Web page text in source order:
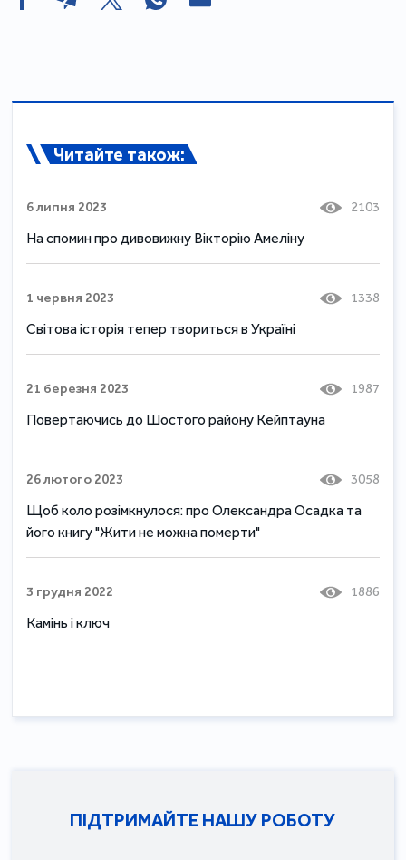
Читайте також:
6 липня 2023 2103
На спомин про дивовижну Вікторію Амеліну
1 червня 2023 1338
Світова історія тепер твориться в Україні
21 березня 2023 1987
Повертаючись до Шостого району Кейптауна
26 лютого 2023 3058
Щоб коло розімкнулося: про Олександра Осадка та
його книгу "Жити не можна померти"
3 грудня 2022 1886
Камінь і ключ
ПІДТРИМАЙТЕ НАШУ РОБОТУ